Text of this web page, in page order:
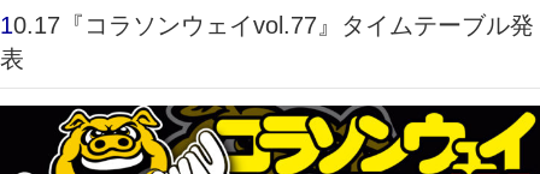
10.17『コラソンウェイvol.77』タイムテーブル発
表